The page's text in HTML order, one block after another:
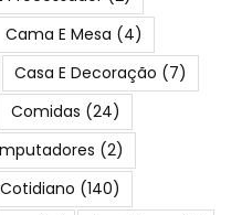
Cama E Mesa (4)
Casa E Decoração (7)
Comidas (24)
(2)
Cotidiano (140)